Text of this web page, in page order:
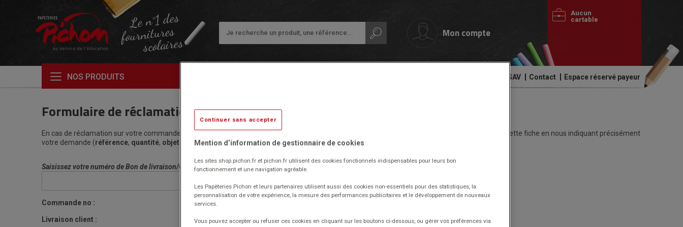
Le n°1 des
fournitures
scolaires
Mon compte
Aucun
cartable
NOS PRODUITS
rouleaux
Audiovisuel,
informatique
bureautique
et
découpe
Ecriture
de
classe
Protection
des
Ramettes
SAV Contact Espace réservé payeur
Formulaire de réclamation
En cas de réclamation sur votre commande (article manquant, article non commandé, défectueux ou autre), nous vous remercions de compléter cette fiche en nous indiquant précisément
votre demande (référence, quantité, objet
Saisissez votre numéro de Bon de livraison/Commande :
Commande no :
Livraison client :
Continuer sans accepter
Mention d’information de gestionnaire de cookies
Les sites shop.pichon.fr et pichon.fr utilisent des cookies fonctionnels indispensables pour leurs bon
fonctionnement et une navigation agréable.
Les Papèteries Pichon et leurs partenaires utilisent aussi des cookies non-essentiels pour des statistiques, la
personnalisation de votre expérience, la mesure des performances publicitaires et le développement de nouveaux
services.
Vous pouvez accepter ou refuser ces cookies en cliquant sur les boutons ci-dessous, ou gérer vos préférences via